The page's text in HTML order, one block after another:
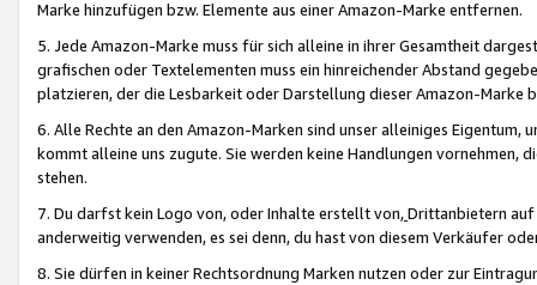
Marke hinzufügen bzw. Elemente aus einer Amazon-Marke entfernen.
5. Jede Amazon-Marke muss für sich alleine in ihrer Gesamtheit
grafischen oder Textelementen muss ein hinreichender Abstand
platzieren, der die Lesbarkeit oder Darstellung dieser Amazon-Marke
6. Alle Rechte an den Amazon-Marken sind unser alleiniges
kommt alleine uns zugute. Sie werden keine Handlungen vornehmen,
stehen.
7. Du darfst kein Logo von, oder Inhalte erstellt von,Drittanbietern auf
anderweitig verwenden, es sei denn, du hast von diesem Verkäufer
8. Sie dürfen in keiner Rechtsordnung Marken nutzen oder zur